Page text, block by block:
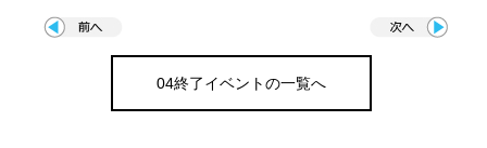
04終了イベントの一覧へ